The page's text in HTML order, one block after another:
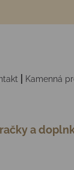
Kamenná
a